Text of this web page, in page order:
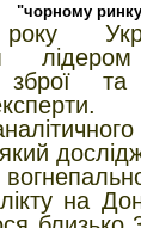
"чорному
зброї та
на